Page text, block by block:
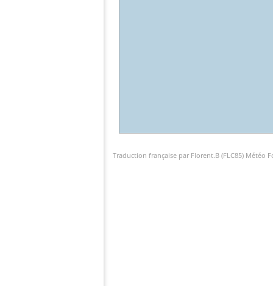
Traduction française par Florent.B (FLC85) Météo